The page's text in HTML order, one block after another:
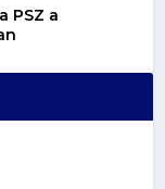
PSZ a